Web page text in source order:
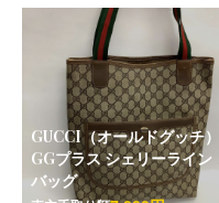
GUCCI（オールドグッチ）
GGプラス シェリーライン
バッグ